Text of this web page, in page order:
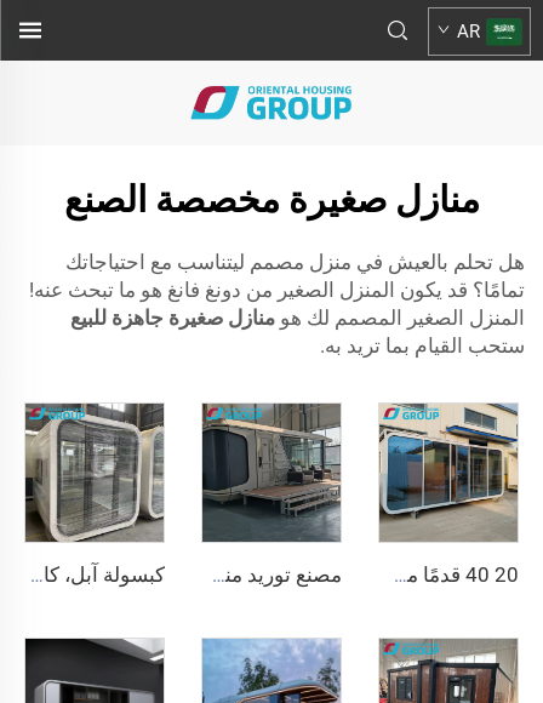
AR
منازل صغيرة مخصصة الصنع
هل تحلم بالعيش في منزل مصمم ليتناسب مع احتياجاتك
تمامًا؟ قد يكون المنزل الصغير من دونغ فانغ هو ما تبحث عنه!
المنزل الصغير المصمم لك هو منازل صغيرة جاهزة للبيع
ستحب القيام بما تريد به.
20 40 قدمًا من المنازل الجاهزة الصغيرة النموذجية، حاوية مكتب منزل محمول من Apple، كابينة Apple متحركة مصنع توريد منزل حاوية فاخر 20 قدمًا مريح منزل كبسولة مساحة صغيرة مسبق الصنع من الفولاذ سرير وحدات كابينة فندق للاستخدام المكتبي كبسولة آبل، كابينة صغيرة، منزل صغير، كبسولة تخييم